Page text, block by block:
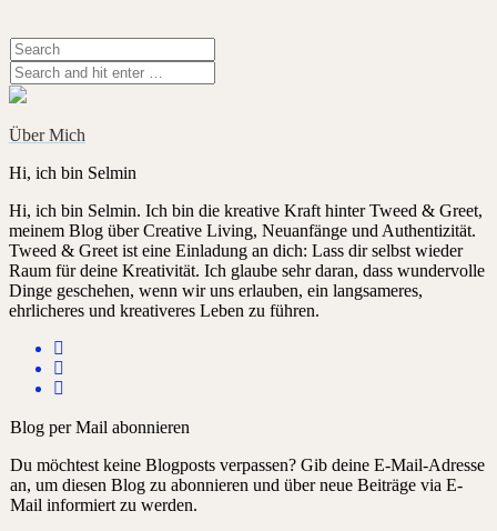
Über Mich
Hi, ich bin Selmin
Hi, ich bin Selmin. Ich bin die kreative Kraft hinter Tweed & Greet,
meinem Blog über Creative Living, Neuanfänge und Authentizität.
Tweed & Greet ist eine Einladung an dich: Lass dir selbst wieder
Raum für deine Kreativität. Ich glaube sehr daran, dass wundervolle
Dinge geschehen, wenn wir uns erlauben, ein langsameres,
ehrlicheres und kreativeres Leben zu führen.
Blog per Mail abonnieren
Du möchtest keine Blogposts verpassen? Gib deine E-Mail-Adresse
an, um diesen Blog zu abonnieren und über neue Beiträge via E-
Mail informiert zu werden.